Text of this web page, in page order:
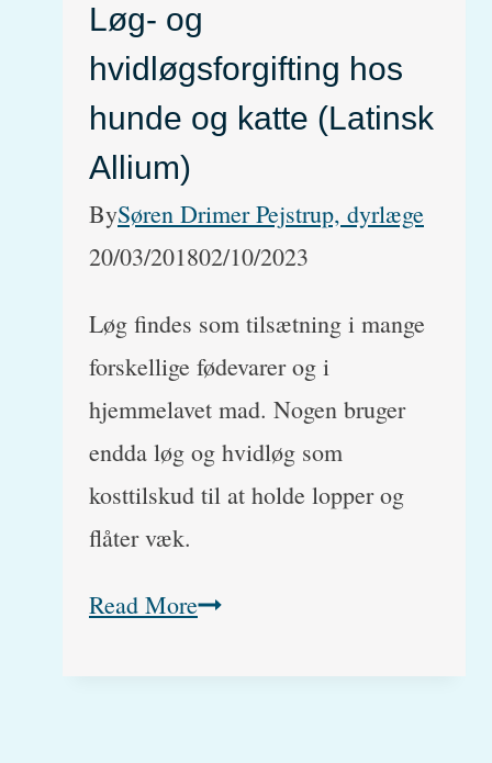
kendt)
Løg- og
hvidløgsforgifting hos
hunde og katte (Latinsk
Allium)
BySøren Drimer Pejstrup, dyrlæge
20/03/201802/10/2023
Løg findes som tilsætning i mange
forskellige fødevarer og i
hjemmelavet mad. Nogen bruger
endda løg og hvidløg som
kosttilskud til at holde lopper og
flåter væk.
Read MoreLøg-